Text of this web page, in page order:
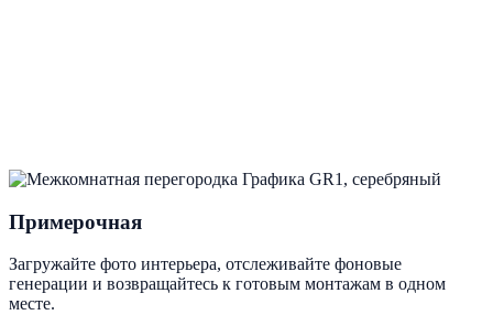
Примерочная
Загружайте фото интерьера, отслеживайте фоновые
генерации и возвращайтесь к готовым монтажам в одном
месте.